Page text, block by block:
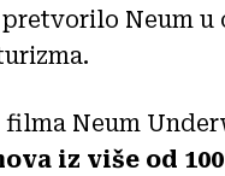
Neum
Neum
iz više od